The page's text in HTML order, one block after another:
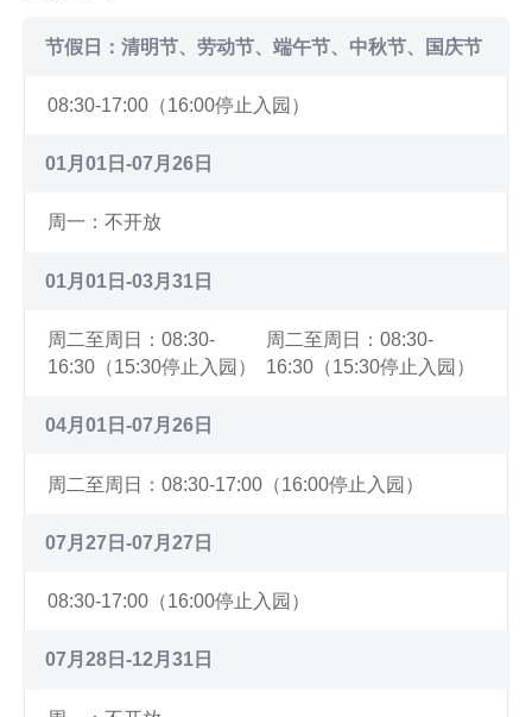
节假日：清明节、劳动节、端午节、中秋节、国庆节
08:30-17:00（16:00停止入园）
01月01日-07月26日
周一：不开放
01月01日-03月31日
周二至周日：08:30-
16:30（15:30停止入园）
周二至周日：08:30-
16:30（15:30停止入园）
04月01日-07月26日
周二至周日：08:30-17:00（16:00停止入园）
07月27日-07月27日
08:30-17:00（16:00停止入园）
07月28日-12月31日